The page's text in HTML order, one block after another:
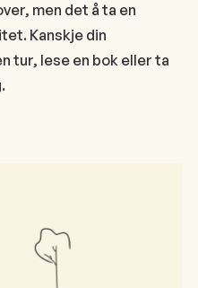
men det å ta en
Kanskje din
tur, lese en bok eller ta